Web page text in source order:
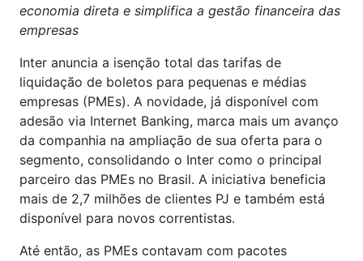
economia direta e simplifica a gestão financeira das
empresas
Inter anuncia a isenção total das tarifas de
liquidação de boletos para pequenas e médias
empresas (PMEs). A novidade, já disponível com
adesão via Internet Banking, marca mais um avanço
da companhia na ampliação de sua oferta para o
segmento, consolidando o Inter como o principal
parceiro das PMEs no Brasil. A iniciativa beneficia
mais de 2,7 milhões de clientes PJ e também está
disponível para novos correntistas.
Até então, as PMEs contavam com pacotes